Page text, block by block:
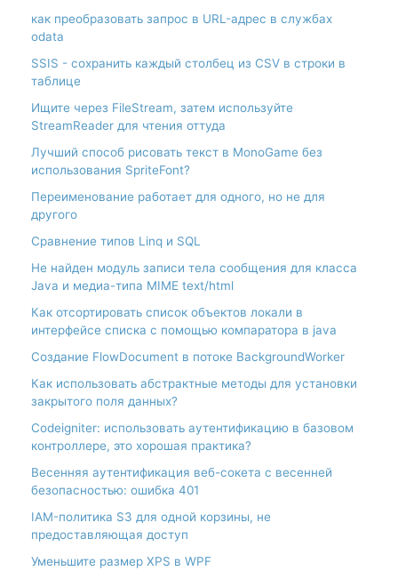
как преобразовать запрос в URL-адрес в службах
odata
SSIS - сохранить каждый столбец из CSV в строки в
таблице
Ищите через FileStream, затем используйте
StreamReader для чтения оттуда
Лучший способ рисовать текст в MonoGame без
использования SpriteFont?
Переименование работает для одного, но не для
другого
Сравнение типов Linq и SQL
Не найден модуль записи тела сообщения для класса
Java и медиа-типа MIME text/html
Как отсортировать список объектов локали в
интерфейсе списка с помощью компаратора в java
Создание FlowDocument в потоке BackgroundWorker
Как использовать абстрактные методы для установки
закрытого поля данных?
Codeigniter: использовать аутентификацию в базовом
контроллере, это хорошая практика?
Весенняя аутентификация веб-сокета с весенней
безопасностью: ошибка 401
IAM-политика S3 для одной корзины, не
предоставляющая доступ
Уменьшите размер XPS в WPF